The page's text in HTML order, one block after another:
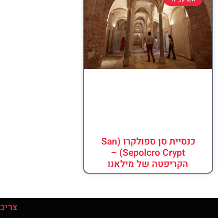
כנסיית סן ספולקרו (San
Sepolcro Crypt) –
הקריפטה של מילאנו